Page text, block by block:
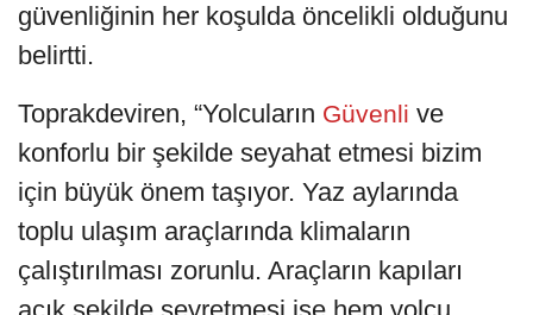
güvenliğinin her koşulda öncelikli olduğunu
belirtti.
Toprakdeviren, “Yolcuların Güvenli ve
konforlu bir şekilde seyahat etmesi bizim
için büyük önem taşıyor. Yaz aylarında
toplu ulaşım araçlarında klimaların
çalıştırılması zorunlu. Araçların kapıları